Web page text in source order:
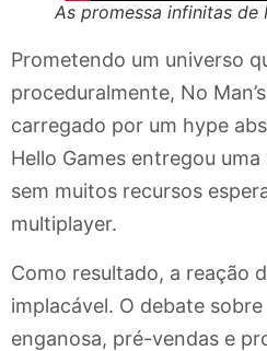
As promessa infinitas de
Prometendo um universo
proceduralmente, No
carregado por um hype
Hello Games entregou
sem muitos recursos
multiplayer.
Como resultado, a reação
implacável. O debate
enganosa, pré-vendas e